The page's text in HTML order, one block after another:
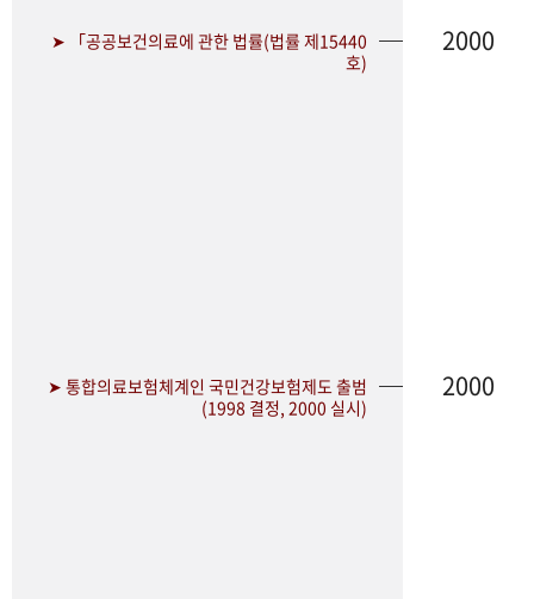
➤ 「공공보건의료에 관한 법률(법률 제15440
호)
2000
➤ 통합의료보험체계인 국민건강보험제도 출범
(1998 결정, 2000 실시)
2000